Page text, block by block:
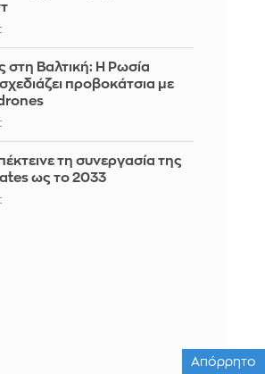
στη Βαλτική: Η Ρωσία
προβοκάτσια με
τη συνεργασία της
ως το 2033
Απόρρητο